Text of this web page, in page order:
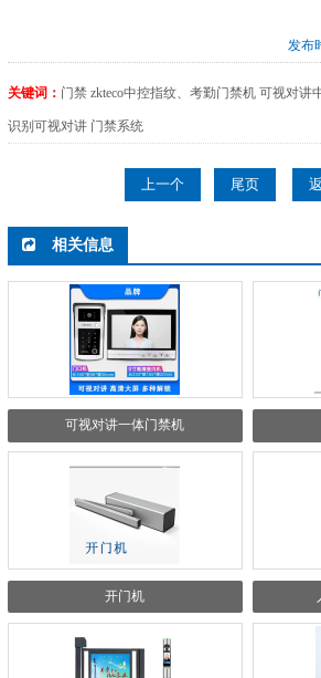
发布
关键词： 门禁 zkteco中控指纹、考勤门禁机 可视对讲
识别可视对讲 门禁系统
上一个 尾页
相关信息
可视对讲一体门禁机
开门机